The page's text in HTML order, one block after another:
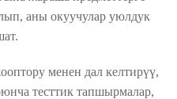
аны окуучулар уюлдук
менен дал келтирүү,
тесттик тапшырмалар,